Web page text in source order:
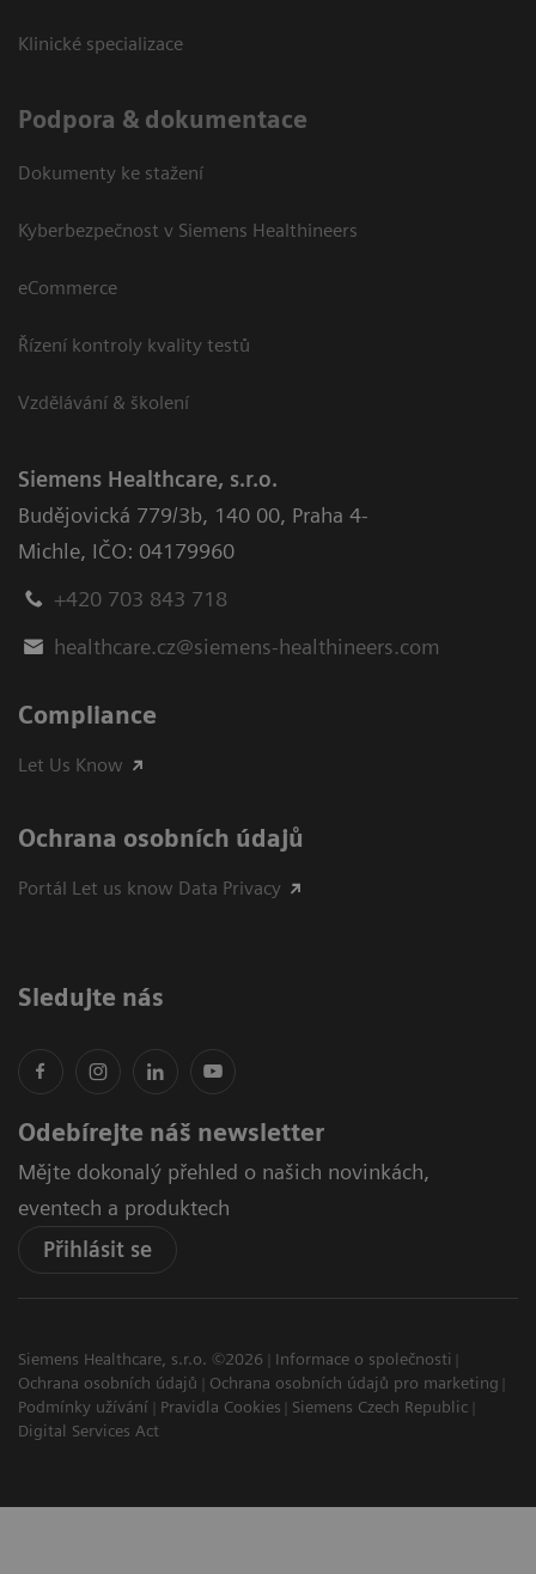
Klinické specializace
Podpora & dokumentace
Dokumenty ke stažení
Kyberbezpečnost v Siemens Healthineers
eCommerce
Řízení kontroly kvality testů
Vzdělávání & školení
Siemens Healthcare, s.r.o.
Budějovická 779/3b, 140 00, Praha 4-
Michle, IČO: 04179960
+420 703 843 718
healthcare.cz@siemens-healthineers.com
Compliance
Let Us Know
Ochrana osobních údajů
Portál Let us know Data Privacy
Sledujte nás
Odebírejte náš newsletter
Mějte dokonalý přehled o našich novinkách,
eventech a produktech
Přihlásit se
Siemens Healthcare, s.r.o. ©2026
Informace o společnosti
Ochrana osobních údajů
Ochrana osobních údajů pro marketing
Podmínky užívání
Pravidla Cookies
Siemens Czech Republic
Digital Services Act